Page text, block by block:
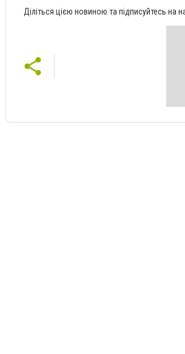
Діліться цією новиною та підписуйтесь на